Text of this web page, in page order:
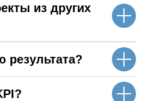
из других
результата?